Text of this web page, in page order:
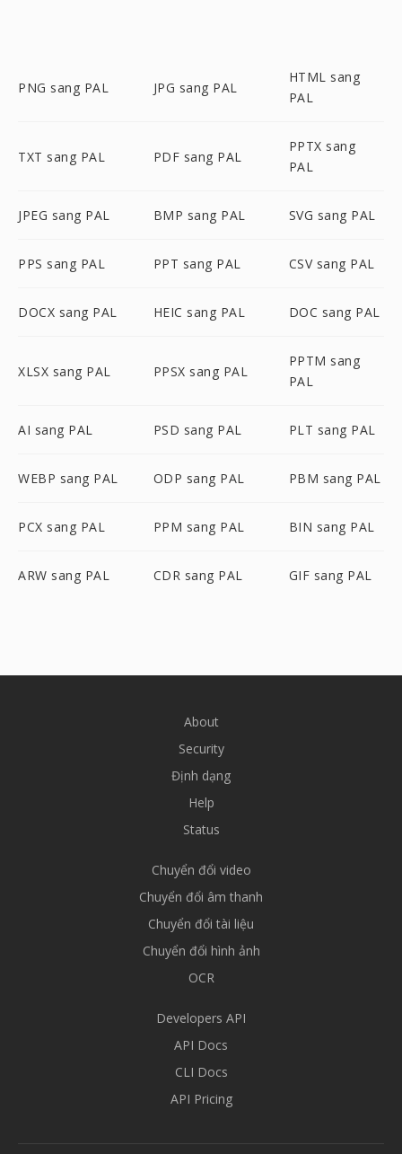
PNG sang PAL JPG sang PAL
HTML sang
PAL
TXT sang PAL PDF sang PAL
PPTX sang
PAL
JPEG sang PAL BMP sang PAL SVG sang PAL
PPS sang PAL PPT sang PAL CSV sang PAL
DOCX sang PAL HEIC sang PAL DOC sang PAL
XLSX sang PAL PPSX sang PAL
PPTM sang
PAL
AI sang PAL PSD sang PAL PLT sang PAL
WEBP sang PAL ODP sang PAL PBM sang PAL
PCX sang PAL PPM sang PAL BIN sang PAL
ARW sang PAL CDR sang PAL GIF sang PAL
About
Security
Định dạng
Help
Status
Chuyển đổi video
Chuyển đổi âm thanh
Chuyển đổi tài liệu
Chuyển đổi hình ảnh
OCR
Developers API
API Docs
CLI Docs
API Pricing